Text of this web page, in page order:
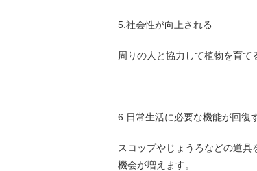
5.社会性が向上される
周りの人と協力して植物を育て
6.日常生活に必要な機能が回復
スコップやじょうろなどの道
機会が増えます。